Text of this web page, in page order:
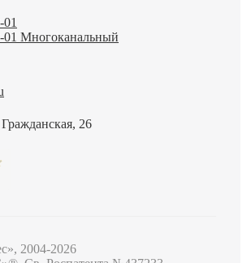
Многоканальный
26
2004-2026